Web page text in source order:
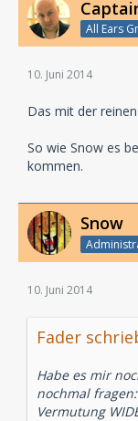
All Ears
10. Juni 2014
Das mit der
So wie Snow es
kommen.
Snow
10. Juni 2014
Fader
Habe es mir
nochmal
Vermutung